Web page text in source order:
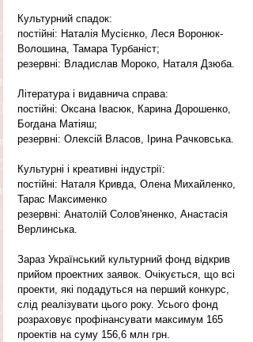
Культурний спадок:
постійні: Наталія Мусієнко, Леся Воронюк-
Волошина, Тамара Турбаніст;
резервні: Владислав Мороко, Наталя Дзюба.
Література і видавнича справа:
постійні: Оксана Івасюк, Карина Дорошенко,
Богдана Матіяш;
резервні: Олексій Власов, Ірина Рачковська.
Культурні і креативні індустрії:
постійні: Наталя Кривда, Олена Михайленко,
Тарас Максименко
резервні: Анатолій Солов'яненко, Анастасія
Верлинська.
Зараз Український культурний фонд відкрив
прийом проектних заявок. Очікується, що всі
проекти, які подадуться на перший конкурс,
слід реалізувати цього року. Усього фонд
розраховує профінансувати максимум 165
проектів на суму 156,6 млн грн.